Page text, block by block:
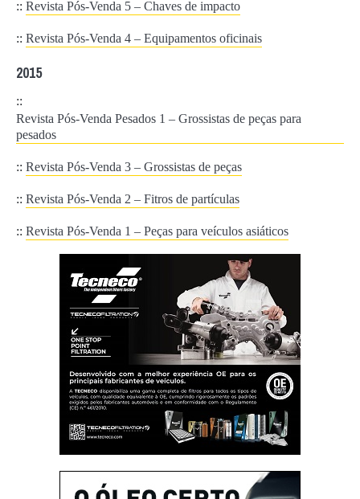
:: Revista Pós-Venda 5 – Chaves de impacto
:: Revista Pós-Venda 4 – Equipamentos oficinais
2015
::
Revista Pós-Venda Pesados 1 – Grossistas de peças para
pesados
:: Revista Pós-Venda 3 – Grossistas de peças
:: Revista Pós-Venda 2 – Fitros de partículas
:: Revista Pós-Venda 1 – Peças para veículos asiáticos